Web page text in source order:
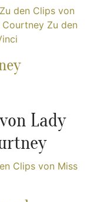
Zu den Clips von
Courtney Zu den
Lady
Clips von Miss